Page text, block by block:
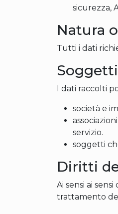
sicurezza,
Natura
Tutti i dati
I dati raccolti
società e
servizio.
soggetti
Diritti
Ai sensi ai
trattamento